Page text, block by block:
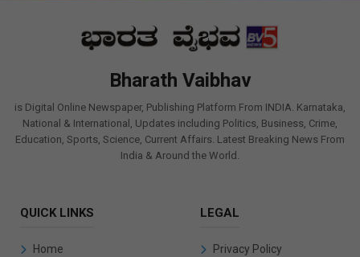
Bharath Vaibhav
is Digital Online Newspaper, Publishing Platform From INDIA. Karnataka,
National & International, Updates including Politics, Business, Crime,
Education, Sports, Science, Current Affairs. Latest Breaking News From
India & Around the World.
QUICK LINKS
Home
LEGAL
Privacy Policy